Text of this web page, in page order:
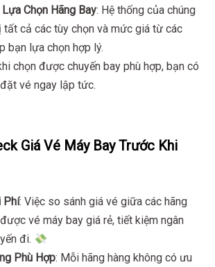
Chọn Hãng Bay: Hệ thống của chúng
tất cả các tùy chọn và mức giá từ các
bạn lựa chọn hợp lý.
chọn được chuyến bay phù hợp, bạn có
vé ngay lập tức.
Giá Vé Máy Bay Trước Khi
Phí: Việc so sánh giá vé giữa các hãng
vé máy bay giá rẻ, tiết kiệm ngân
đi.
Phù Hợp: Mỗi hãng hàng không có ưu